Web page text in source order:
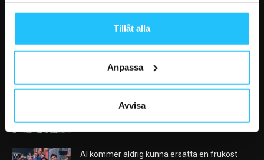
Tillåt alla
Anpassa
Avvisa
VÅRA FAVORITER
en ny fas – medlemslojalitet...
2026-08-10
nästa stora kategori
2026-08-07
AI kommer aldrig kunna ersätta en frukost